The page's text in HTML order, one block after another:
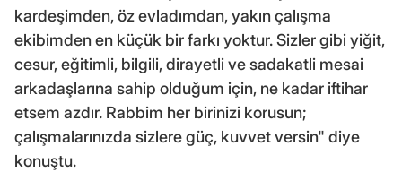
kardeşimden, öz evladımdan, yakın çalışma
ekibimden en küçük bir farkı yoktur. Sizler gibi yiğit,
cesur, eğitimli, bilgili, dirayetli ve sadakatli mesai
arkadaşlarına sahip olduğum için, ne kadar iftihar
etsem azdır. Rabbim her birinizi korusun;
çalışmalarınızda sizlere güç, kuvvet versin" diye
konuştu.